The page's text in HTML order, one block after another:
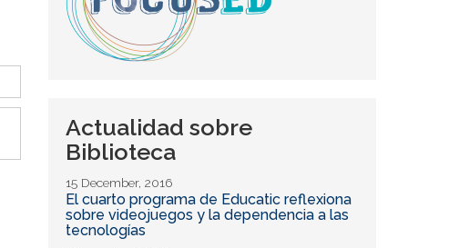
Actualidad sobre
Biblioteca
15 December, 2016
El cuarto programa de Educatic reflexiona
sobre videojuegos y la dependencia a las
tecnologías